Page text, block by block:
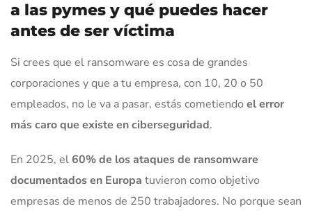
a las pymes y qué puedes hacer
antes de ser víctima
Si crees que el ransomware es cosa de grandes
corporaciones y que a tu empresa, con 10, 20 o 50
empleados, no le va a pasar, estás cometiendo el error
más caro que existe en ciberseguridad.
En 2025, el 60% de los ataques de ransomware
documentados en Europa tuvieron como objetivo
empresas de menos de 250 trabajadores. No porque sean